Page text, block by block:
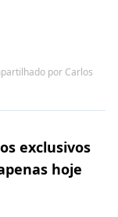
por Carlos
exclusivos
hoje